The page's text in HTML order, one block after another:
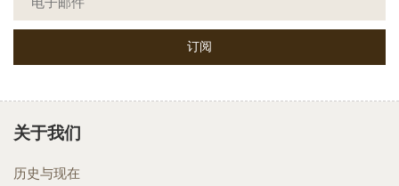
关于我们
历史与现在